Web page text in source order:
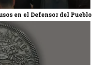
en el Defensor del Pueblo